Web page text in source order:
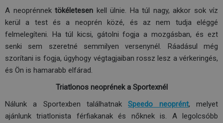
A neoprénnektökéletesen kell ülnie. Ha túl nagy, akkor sok víz
kerül a test és a neoprén közé, és az nem tudja eléggé
felmelegíteni. Ha túl kicsi, gátolni fogja a mozgásban, és ezt
senki sem szeretné semmilyen versenynél. Ráadásul még
szorítani is fogja, úgyhogy végtagjaiban rossz lesz a vérkeringés,
és Ön is hamarabb elfárad.
Triatlonos neoprének a Sportexnél
Nálunk a Sportexben találhatnakSpeedo neoprént, melyet
ajánlunk triatlonista férfiakanak és nőknek is. A legolcsóbb